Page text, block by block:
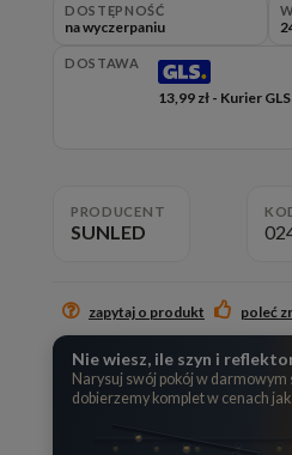
DOSTĘPNOŚĆ
na wyczerpaniu
DOSTAWA
13,99 zł - Kurier GLS
PRODUCENT
SUNLED
zapytaj o produkt poleć
Nie wiesz, ile szyn i
Narysuj swój pokój w
dobierzemy komplet w cenach